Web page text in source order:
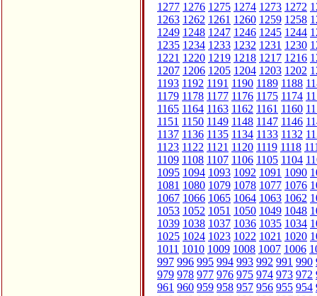
1277 1276 1275 1274 1273 1272
1263 1262 1261 1260 1259 1258
1249 1248 1247 1246 1245 1244
1235 1234 1233 1232 1231 1230
1221 1220 1219 1218 1217 1216
1207 1206 1205 1204 1203 1202
1193 1192 1191 1190 1189 1188
1179 1178 1177 1176 1175 1174
1165 1164 1163 1162 1161 1160
1151 1150 1149 1148 1147 1146
1137 1136 1135 1134 1133 1132
1123 1122 1121 1120 1119 1118
1109 1108 1107 1106 1105 1104
1095 1094 1093 1092 1091 1090
1081 1080 1079 1078 1077 1076
1067 1066 1065 1064 1063 1062
1053 1052 1051 1050 1049 1048
1039 1038 1037 1036 1035 1034
1025 1024 1023 1022 1021 1020
1011 1010 1009 1008 1007 1006
997 996 995 994 993 992 991 990
979 978 977 976 975 974 973 972
961 960 959 958 957 956 955 954